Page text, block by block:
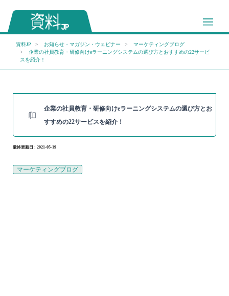
資料JP お知らせ・マガジン・ウェビナー
マーケティングブログ
企業の社員教育・研修向けeラーニングシステムの選び方とおすすめの22サービ
スを紹介！
企業の社員教育・研修向けeラーニングシステムの選び方とお
すすめの22サービスを紹介！
最終更新日 : 2021-05-19
マーケティングブログ